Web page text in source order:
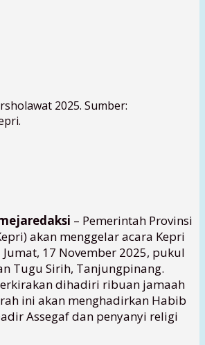
2025. Sumber:
– Pemerintah Provinsi
akan menggelar acara Kepri
17 November 2025, pukul
Tugu Sirih, Tanjungpinang.
dihadiri ribuan jamaah
ini akan menghadirkan Habib
Assegaf dan penyanyi religi